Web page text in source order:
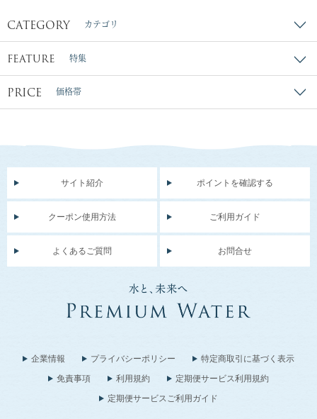
CATEGORY カテゴリ
FEATURE 特集
PRICE 価格帯
サイト紹介 ポイントを確認する
クーポン使用方法 ご利用ガイド
よくあるご質問 お問合せ
企業情報 プライバシーポリシー
特定商取引に基づく表示
免責事項
利用規約
定期便サービス利用規約
定期便サービスご利用ガイド